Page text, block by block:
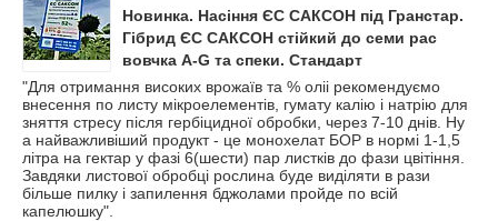
Новинка. Насіння ЄС САКСОН під Гранстар.
Гібрид ЄС САКСОН стійкий до семи рас
вовчка A-G та спеки. Стандарт
"Для отримання високих врожаїв та % оліі рекомендуємо
внесення по листу мікроелементів, гумату калію і натрію для
зняття стресу після гербіцидної обробки, через 7-10 днів. Ну
а найважливіший продукт - це монохелат БОР в нормі 1-1,5
літра на гектар у фазі 6(шести) пар листків до фази цвітіння.
Завдяки листової обробці рослина буде виділяти в рази
більше пилку і запилення бджолами пройде по всій
капелюшку".